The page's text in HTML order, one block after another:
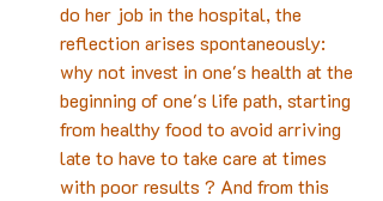
do her job in the hospital, the
reflection arises spontaneously:
why not invest in one's health at the
beginning of one's life path, starting
from healthy food to avoid arriving
late to have to take care at times
with poor results ? And from this